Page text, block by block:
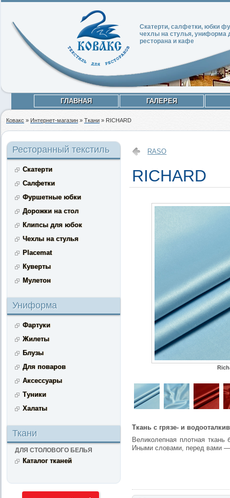
Скатерти, салфетки, юбки
чехлы на стулья, униформа
ресторана и кафе
ГЛАВНАЯ ГАЛЕРЕЯ
Ковакс » Интернет-магазин » Ткани » RICHARD
Ресторанный текстиль
Скатерти
Салфетки
Фуршетные юбки
Дорожки на стол
Клипсы для юбок
Чехлы на стулья
Placemat
Куверты
Мулетон
Униформа
Фартуки
Жилеты
Блузы
Для поваров
Аксессуары
Туники
Халаты
Ткани
ДЛЯ СТОЛОВОГО БЕЛЬЯ
Каталог тканей
RASO
RICHARD
Ткань с грязе- и
Великолепная плотная
Иными словами, перед вами —